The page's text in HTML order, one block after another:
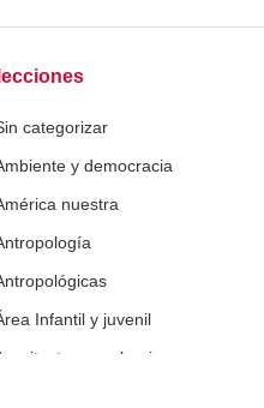
categorizar
y democracia
nuestra
Infantil y juvenil
y urbanismo